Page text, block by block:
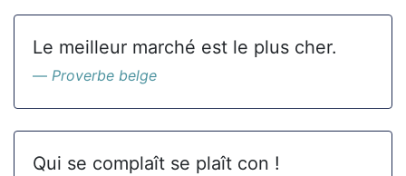
Le meilleur marché est le plus cher.
Proverbe belge
Qui se complaît se plaît con !